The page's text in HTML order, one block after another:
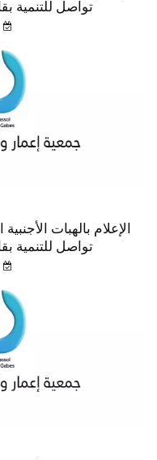
تواصل للتنمية بقابس
الإعلام بالهبات
تواصل للتنمية بقابس